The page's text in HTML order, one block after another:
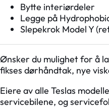
Bytte interiørdeler
Legge på
Slepekrok Model Y
Ønsker du mulighet for å
fikses dørhåndtak, nye
Eiere av alle Teslas
servicebilene, og